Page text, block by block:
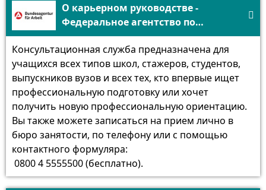
О карьерном руководстве -
Федеральное агентство по
трудоустройству

Консультационная служба предназначена для
учащихся всех типов школ, стажеров, студентов,
выпускников вузов и всех тех, кто впервые ищет
профессиональную подготовку или хочет
получить новую профессиональную ориентацию.
Вы также можете записаться на прием лично в
бюро занятости, по телефону или с помощью
контактного формуляра:
0800 4 5555500 (бесплатно).